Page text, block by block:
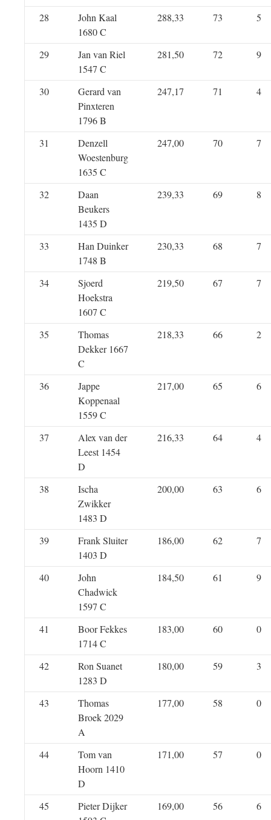
28
John Kaal
1680 C
288,33 73 5
29
Jan van Riel
1547 C
281,50 72 9
30
Gerard van
Pinxteren
1796 B
247,17 71 4
31
Denzell
Woestenburg
1635 C
247,00 70 7
32
Daan
Beukers
1435 D
239,33 69 8
33
Han Duinker
1748 B
230,33 68 7
34
Sjoerd
Hoekstra
1607 C
219,50 67 7
35
Thomas
Dekker 1667
C
218,33 66 2
36
Jappe
Koppenaal
1559 C
217,00 65 6
37
Alex van der
Leest 1454
D
216,33 64 4
38
Ischa
Zwikker
1483 D
200,00 63 6
39
Frank Sluiter
1403 D
186,00 62 7
40
John
Chadwick
1597 C
184,50 61 9
41
Boor Fekkes
1714 C
183,00 60 0
42
Ron Suanet
1283 D
180,00 59 3
43
Thomas
Broek 2029
A
177,00 58 0
44
Tom van
Hoorn 1410
D
171,00 57 0
45
Pieter Dijker
169,00 56 6